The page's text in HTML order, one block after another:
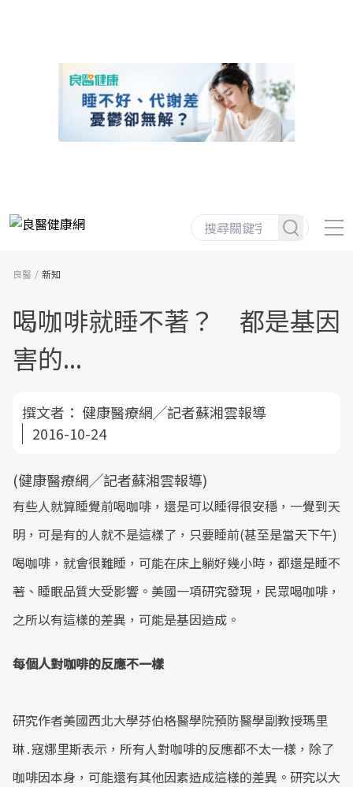
良醫 新知
喝咖啡就睡不著？ 都是基因
害的...
撰文者： 健康醫療網╱記者蘇湘雲報導
2016-10-24
(健康醫療網╱記者蘇湘雲報導)
有些人就算睡覺前喝咖啡，還是可以睡得很安穩，一覺到天
明，可是有的人就不是這樣了，只要睡前(甚至是當天下午)
喝咖啡，就會很難睡，可能在床上躺好幾小時，都還是睡不
著、睡眠品質大受影響。美國一項研究發現，民眾喝咖啡，
之所以有這樣的差異，可能是基因造成。
每個人對咖啡的反應不一樣
研究作者美國西北大學芬伯格醫學院預防醫學副教授瑪里
琳․寇娜里斯表示，所有人對咖啡的反應都不太一樣，除了
咖啡因本身，可能還有其他因素造成這樣的差異。研究以大